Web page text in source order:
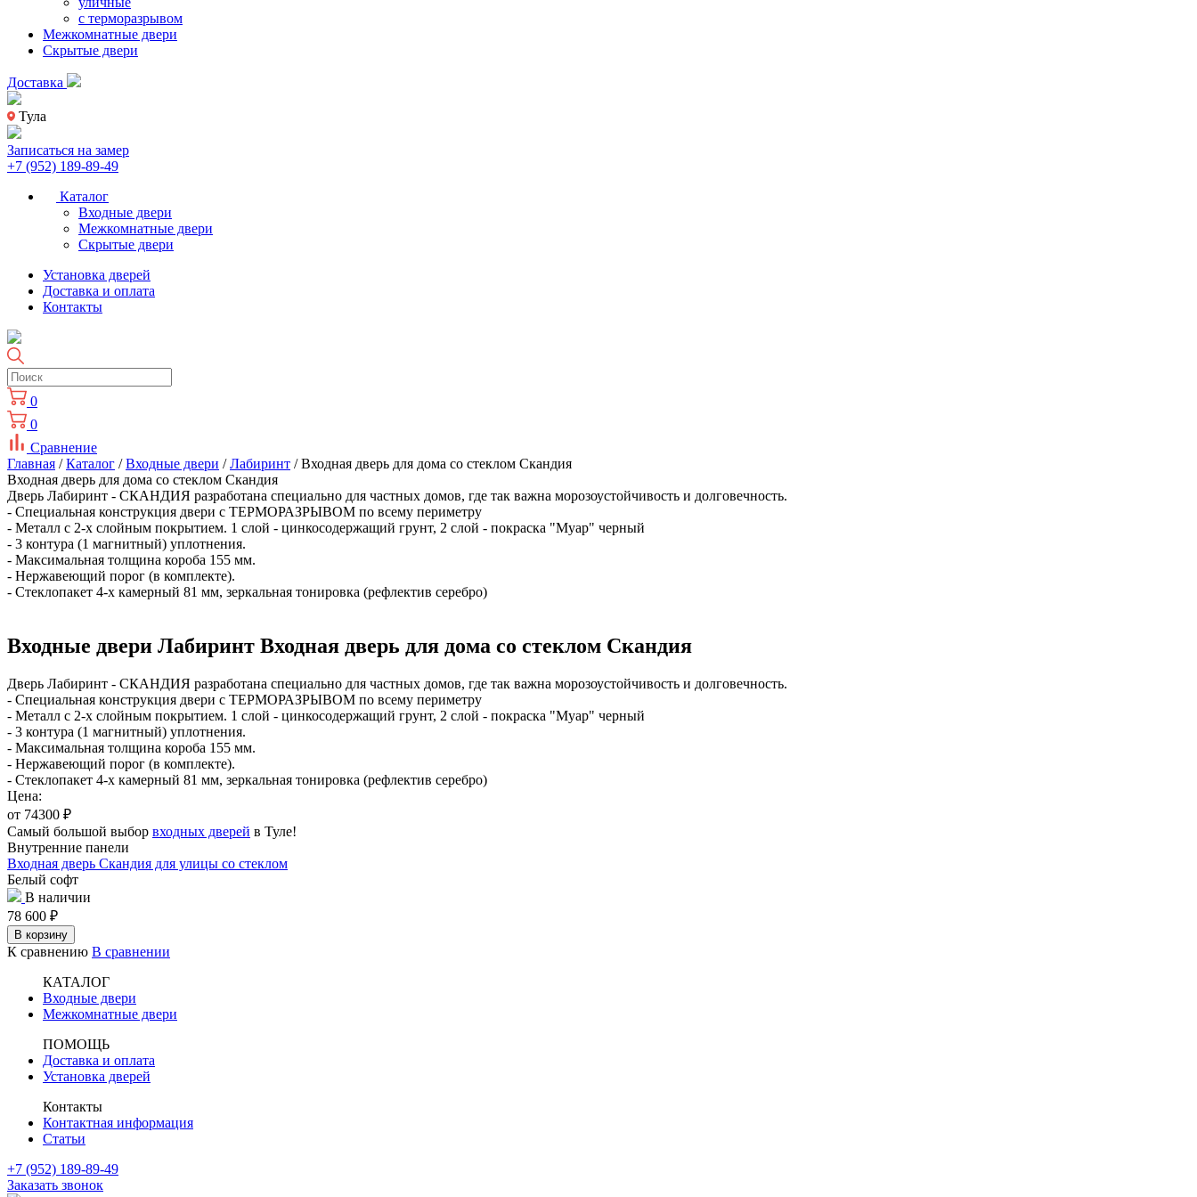
с терморазрывом
Межкомнатные двери
Скрытые двери
Доставка
Тула
Записаться на замер
+7 (952) 189-89-49
Каталог
Входные двери
Межкомнатные двери
Скрытые двери
Установка дверей
Доставка и оплата
Контакты
0
0
Сравнение
Главная /Каталог /Входные двери /Лабиринт / Входная дверь для дома со стеклом Скандия
Входная дверь для дома со стеклом Скандия
Дверь Лабиринт - СКАНДИЯ разработана специально для частных домов, где так важна морозоустойчивость и долговечность.
- Специальная конструкция двери с ТЕРМОРАЗРЫВОМ по всему периметру
- Металл с 2-х слойным покрытием. 1 слой - цинкосодержащий грунт, 2 слой - покраска "Муар" черный
- 3 контура (1 магнитный) уплотнения.
- Максимальная толщина короба 155 мм.
- Нержавеющий порог (в комплекте).
- Стеклопакет 4-х камерный 81 мм, зеркальная тонировка (рефлектив серебро)
Входные двери Лабиринт Входная дверь для дома со стеклом Скандия
Дверь Лабиринт - СКАНДИЯ разработана специально для частных домов, где так важна морозоустойчивость и долговечность.
- Специальная конструкция двери с ТЕРМОРАЗРЫВОМ по всему периметру
- Металл с 2-х слойным покрытием. 1 слой - цинкосодержащий грунт, 2 слой - покраска "Муар" черный
- 3 контура (1 магнитный) уплотнения.
- Максимальная толщина короба 155 мм.
- Нержавеющий порог (в комплекте).
- Стеклопакет 4-х камерный 81 мм, зеркальная тонировка (рефлектив серебро)
Цена:
от 74300 ₽
Самый большой выбор входных дверей в Туле!
Внутренние панели
Входная дверь Скандия для улицы со стеклом
Белый софт
В наличии
78 600 ₽
В корзину
К сравнению В сравнении
КАТАЛОГ
Входные двери
Межкомнатные двери
ПОМОЩЬ
Доставка и оплата
Установка дверей
Контакты
Контактная информация
Статьи
+7 (952) 189-89-49
Заказать звонок